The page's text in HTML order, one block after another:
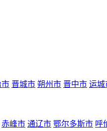
市 晋城市 朔州市 晋中市 运城
赤峰市 通辽市 鄂尔多斯市 呼